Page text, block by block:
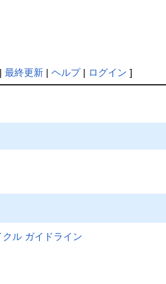
最終更新| ヘルプ| ログイン ]
ル ガイドライン